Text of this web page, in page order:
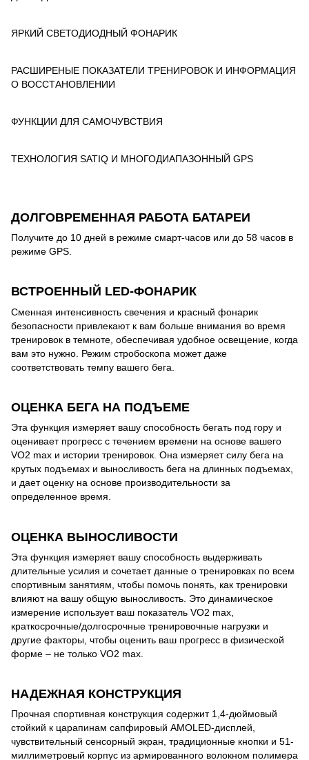
ЯРКИЙ СВЕТОДИОДНЫЙ ФОНАРИК
РАСШИРЕНЫЕ ПОКАЗАТЕЛИ ТРЕНИРОВОК И ИНФОРМАЦИЯ
О ВОССТАНОВЛЕНИИ
ФУНКЦИИ ДЛЯ САМОЧУВСТВИЯ
ТЕХНОЛОГИЯ SATIQ И МНОГОДИАПАЗОННЫЙ GPS
ДОЛГОВРЕМЕННАЯ РАБОТА БАТАРЕИ
Получите до 10 дней в режиме смарт-часов или до 58 часов в
режиме GPS.
ВСТРОЕННЫЙ LED-ФОНАРИК
Сменная интенсивность свечения и красный фонарик
безопасности привлекают к вам больше внимания во время
тренировок в темноте, обеспечивая удобное освещение, когда
вам это нужно. Режим стробоскопа может даже
соответствовать темпу вашего бега.
ОЦЕНКА БЕГА НА ПОДЪЕМЕ
Эта функция измеряет вашу способность бегать под гору и
оценивает прогресс с течением времени на основе вашего
VO2 max и истории тренировок. Она измеряет силу бега на
крутых подъемах и выносливость бега на длинных подъемах,
и дает оценку на основе производительности за
определенное время.
ОЦЕНКА ВЫНОСЛИВОСТИ
Эта функция измеряет вашу способность выдерживать
длительные усилия и сочетает данные о тренировках по всем
спортивным занятиям, чтобы помочь понять, как тренировки
влияют на вашу общую выносливость. Это динамическое
измерение использует ваш показатель VO2 max,
краткосрочные/долгосрочные тренировочные нагрузки и
другие факторы, чтобы оценить ваш прогресс в физической
форме – не только VO2 max.
НАДЕЖНАЯ КОНСТРУКЦИЯ
Прочная спортивная конструкция содержит 1,4-дюймовый
стойкий к царапинам сапфировый AMOLED-дисплей,
чувствительный сенсорный экран, традиционные кнопки и 51-
миллиметровый корпус из армированного волокном полимера